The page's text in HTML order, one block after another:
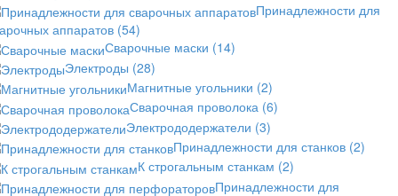
Принадлежности для
аппаратов (54)
Сварочные маски (14)
Электроды (28)
Магнитные угольники (2)
Сварочная проволока (6)
Электрододержатели (3)
Принадлежности для станков (2)
К строгальным станкам (2)
Принадлежности для